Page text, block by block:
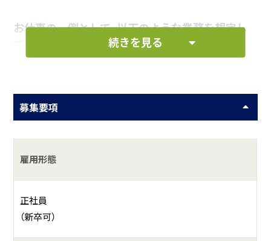
お仕事の一例として、以下のような業務を想定し
示
PCを使用し、図面の作図、書類作成等
当社は房総半島南端の南房総市に本社を置き、『お客様の想
いに応え、“一品生産”に精魂を込めるものづくり』をポリシ
続きを見る
募集要項
雇用形態
正社員
（新卒可）